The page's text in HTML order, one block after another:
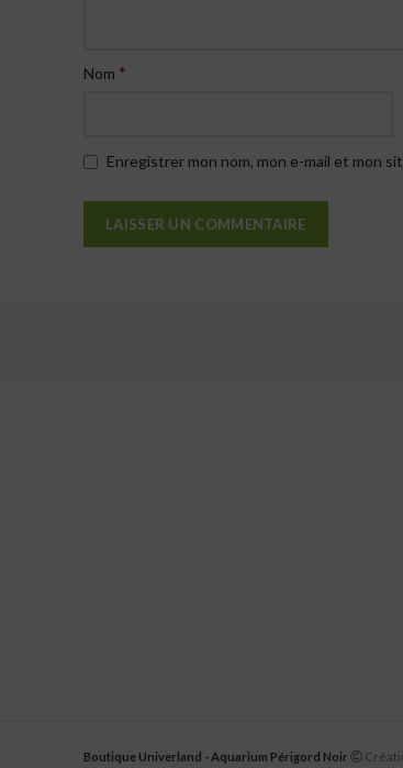
Nom *
Enregistrer mon nom, mon e-mail et mon
Boutique Univerland - Aquarium Périgord Noir